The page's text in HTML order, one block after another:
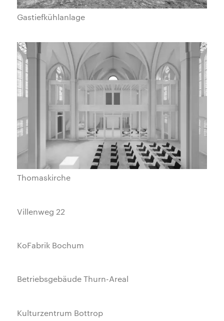
Gastiefkühlanlage
Thomaskirche
Villenweg 22
KoFabrik Bochum
Betriebsgebäude Thurn-Areal
Kulturzentrum Bottrop